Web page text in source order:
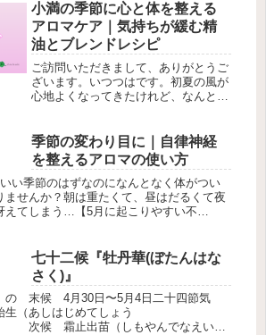
小満の季節に心と体を整える
アロマケア｜気持ちが緩む精
油とブレンドレシピ
ご訪問いただきまして、ありがとうご
ざいます。いつつはです。初夏の風が
心地よくなってきたけれど、なんとな
に伸び、自然界のエネルギーが“満ち
始める”頃。この時期は気温も湿度
も...
季節の変わり目に｜自律神経
を整えるアロマの使い方
い季節のはずなのになんとなく体がつい
ませんか？朝は重たくて、昼はだるくて夜
えてしまう…【5月に起こりやすい不
七十二候『牡丹華(ぼたんはな
さく)』
末候 4月30日〜5月4日二十四節気
（あしはじめてしょう
出苗（しもやんでなえいづ